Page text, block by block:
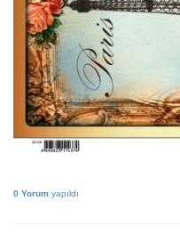
0 Yorum yapıldı